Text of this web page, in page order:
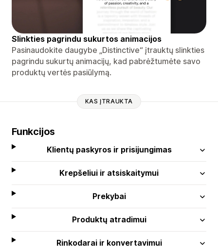
Slinkties pagrindu sukurtos animacijos
Pasinaudokite daugybe „Distinctive“ įtrauktų slinkties
pagrindu sukurtų animacijų, kad pabrėžtumėte savo
produktų vertės pasiūlymą.
KAS ĮTRAUKTA
Funkcijos
Klientų paskyros ir prisijungimas
Krepšeliui ir atsiskaitymui
Prekybai
Produktų atradimui
Rinkodarai ir konvertavimui